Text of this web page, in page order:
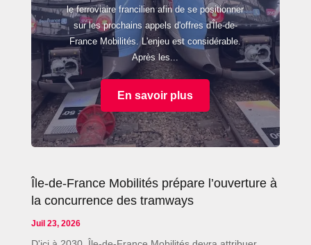
le ferroviaire francilien afin de se positionner
sur les prochains appels d'offres d'Île-de-
France Mobilités. L'enjeu est considérable.
Après les...
En savoir plus
Île-de-France Mobilités prépare l’ouverture à
la concurrence des tramways
Juil 23, 2026